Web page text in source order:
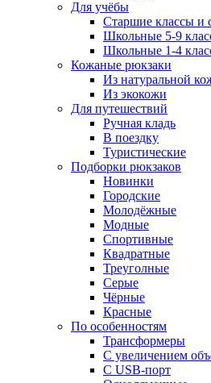
Для учёбы
Старшие классы и
Школьные 5-9
Школьные 1-4
Кожаные рюкзаки
Из натуральной
Из экокожи
Для путешествий
Ручная кладь
В поездку
Туристические
Подборки рюкзаков
Новинки
Городские
Молодёжные
Модные
Спортивные
Квадратные
Треуголные
Серые
Чёрные
Красные
По особенностям
Трансформеры
С увеличением
С USB-порт